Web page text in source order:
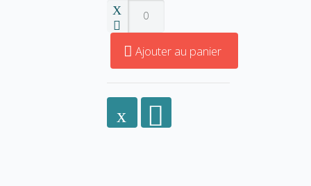
Ajouter au panier